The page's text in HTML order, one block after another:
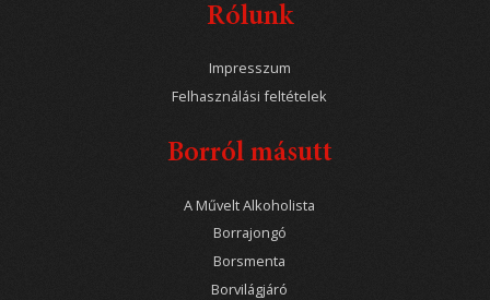
Rólunk
Impresszum
Felhasználási feltételek
Borról másutt
A Művelt Alkoholista
Borrajongó
Borsmenta
Borvilágjáró